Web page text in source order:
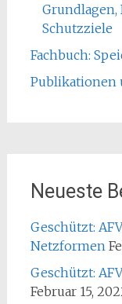
Schutzziele
Fachbuch:
Publikationen
Neueste
Geschützt:
Netzformen
Geschützt:
Februar 15,